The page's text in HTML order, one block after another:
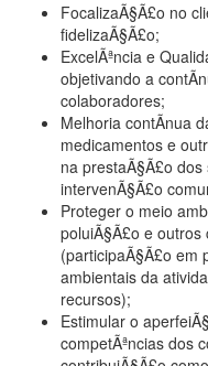
FocalizaÃ§Ã£o no
fidelizaÃ§Ã£o;
ExcelÃªncia e
objetivando a
colaboradores;
Melhoria contÃ­nua
medicamentos e
na prestaÃ§Ã£o
intervenÃ§Ã£o
Proteger o meio
poluiÃ§Ã£o e
(participaÃ§Ã£o em
ambientais da
recursos);
Estimular o
competÃªncias dos